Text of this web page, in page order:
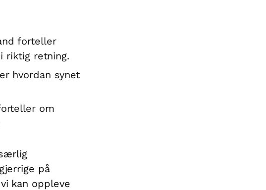
forteller
riktig retning.
hvordan synet
om
på
kan oppleve